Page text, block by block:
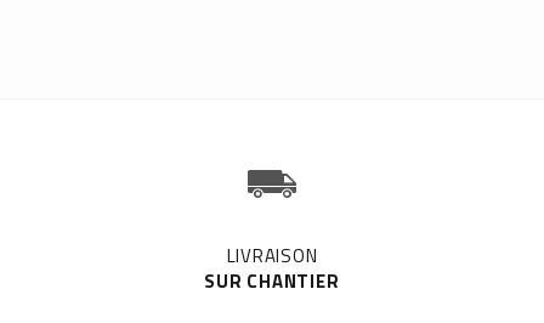
LIVRAISON
SUR CHANTIER